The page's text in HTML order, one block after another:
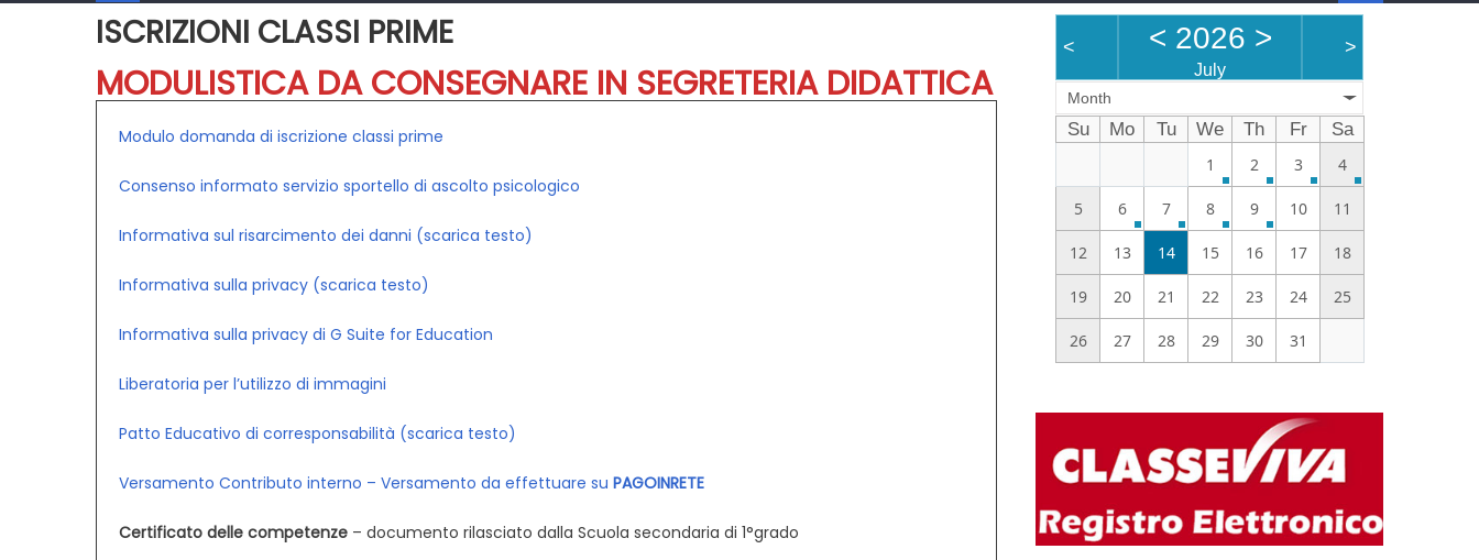
ISCRIZIONI CLASSI PRIME
MODULISTICA DA CONSEGNARE IN SEGRETERIA DIDATTICA
Modulo domanda di iscrizione classi prime
Consenso informato servizio sportello di ascolto psicologico
Informativa sul risarcimento dei danni (scarica testo)
Informativa sulla privacy (scarica testo)
Informativa sulla privacy di G Suite for Education
Liberatoria per l’utilizzo di immagini
Patto Educativo di corresponsabilità (scarica testo)
Versamento Contributo interno – Versamento da effettuare su PAGOINRETE
Certificato delle competenze – documento rilasciato dalla Scuola secondaria di 1°grado
< < 2026 >
July
>
Month
Su Mo Tu We Th Fr
Sa
1
2 3 4
5 6 7 8 9 10 11
12 13 14 15 16 17 18
19 20 21 22 23 24 25
26 27 28 29 30 31